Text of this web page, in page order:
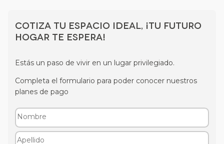
Cotiza tu espacio ideal, ¡tu futuro
hogar te espera!
Estás un paso de vivir en un lugar privilegiado.
Completa el formulario para poder conocer nuestros
planes de pago